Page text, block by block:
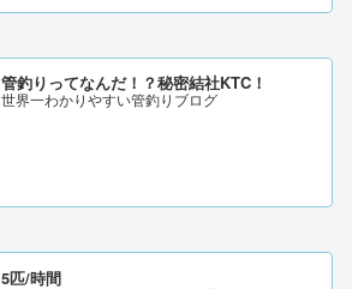
管釣りってなんだ！？秘密結社KTC！
世界一わかりやすい管釣りブログ
5匹/時間